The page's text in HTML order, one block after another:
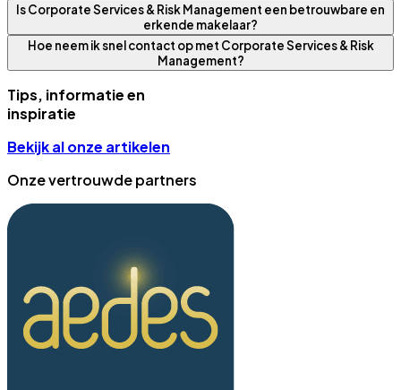
Is Corporate Services & Risk Management een betrouwbare en
erkende makelaar?
Hoe neem ik snel contact op met Corporate Services & Risk
Management?
Tips, informatie en
inspiratie
Bekijk al onze artikelen
Onze vertrouwde partners